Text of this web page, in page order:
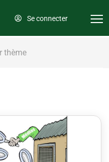
Se connecter
thème